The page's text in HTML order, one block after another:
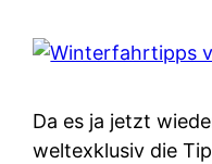
Da es ja jetzt
weltexklusiv die